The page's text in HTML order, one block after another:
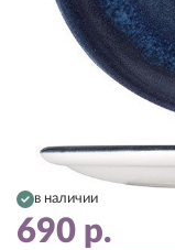
в наличии
690 р.